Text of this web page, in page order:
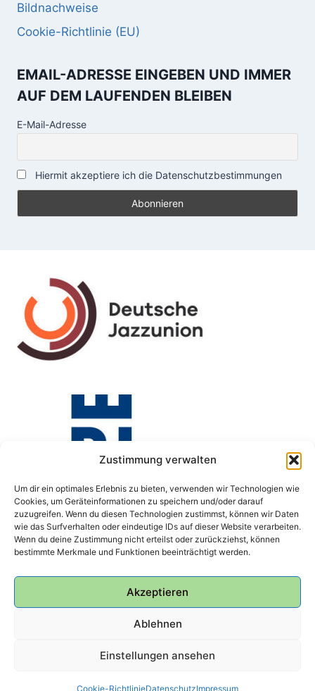
Zustimmung verwalten
Um dir ein optimales Erlebnis zu bieten, verwenden wir Technologien wie
Cookies, um Geräteinformationen zu speichern und/oder darauf
zuzugreifen. Wenn du diesen Technologien zustimmst, können wir Daten
wie das Surfverhalten oder eindeutige IDs auf dieser Website verarbeiten.
Wenn du deine Zustimmung nicht erteilst oder zurückziehst, können
bestimmte Merkmale und Funktionen beeinträchtigt werden.
Akzeptieren
Ablehnen
Einstellungen ansehen
Cookie-RichtlinieDatenschutzImpressum
Bildnachweise
Cookie-Richtlinie (EU)
EMAIL-ADRESSE EINGEBEN UND IMMER
AUF DEM LAUFENDEN BLEIBEN
E-Mail-Adresse
Hiermit akzeptiere ich die Datenschutzbestimmungen
© 2026 Bunker Ulmenwall